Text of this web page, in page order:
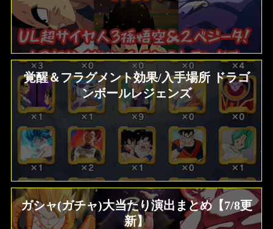
覚醒＆フラグメント効果/入手場所 ドラゴ
ンボールレジェンズ
ガシャ(ガチャ)大当たり演出まとめ【7/8更
新】